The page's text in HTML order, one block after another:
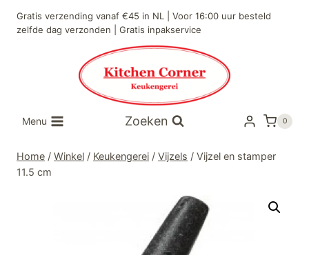
naar
Gratis verzending vanaf €45 in NL | Voor 16:00 uur besteld
zelfde dag verzonden | Gratis inpakservice
Menu Zoeken 0
Home / Winkel / Keukengerei / Vijzels / Vijzel en stamper
11.5 cm